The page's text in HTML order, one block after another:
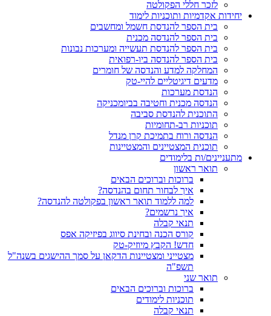
לזכר חללי הפקולטה
יחידות אקדמיות ותוכניות לימוד
בית הספר להנדסת חשמל ומחשבים
בית הספר להנדסה מכנית
בית הספר להנדסת תעשייה ומערכות נבונות
בית הספר להנדסה ביו-רפואית
המחלקה למדע והנדסה של חומרים
מדעים דיגיטליים להיי-טק
הנדסת מערכות
הנדסה מכנית וחטיבה בביומכניקה
התוכנית להנדסת סביבה
תוכניות רב-תחומיות
הנדסה ורוח בתמיכת קרן מנדל
תוכנית המצטיינים והמצטיינות
מתעניינים/ות בלימודים
תואר ראשון
ברוכות וברוכים הבאים
איך לבחור תחום בהנדסה?
למה ללמוד תואר ראשון בפקולטה להנדסה?
איך נרשמים?
תנאי קבלה
קורס הכנה ובחינת סיווג בפיזיקה אפס
חדש! הקבץ מיוזיק-טק
מצטייני ומצטיינות הדקאן על סמך ההישגים בשנה"ל
תשפ"ה
תואר שני
ברוכות וברוכים הבאים
תוכניות לימודים
תנאי קבלה